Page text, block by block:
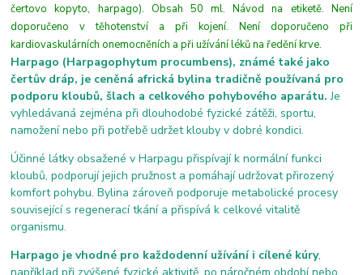
čertovo kopyto, harpago). Obsah 50 ml. Návod na etiketě. Není
doporučeno v těhotenství a při kojení. Není doporučeno při
kardiovaskulárních onemocněních a při užívání léků na ředění krve.
Harpago (Harpagophytum procumbens), známé také jako
čertův dráp, je ceněná africká bylina tradičně používaná pro
podporu kloubů, šlach a celkového pohybového aparátu. Je
vyhledávaná zejména při dlouhodobé fyzické zátěži, sportu,
namožení nebo při potřebě udržet klouby v dobré kondici.
Účinné látky obsažené v Harpagu přispívají k normální funkci
kloubů, podporují jejich pružnost a pomáhají udržovat přirozený
komfort pohybu. Bylina zároveň podporuje metabolické procesy
související s regenerací tkání a přispívá k celkové vitalitě
organismu.
Harpago je vhodné pro každodenní užívání i cílené kúry,